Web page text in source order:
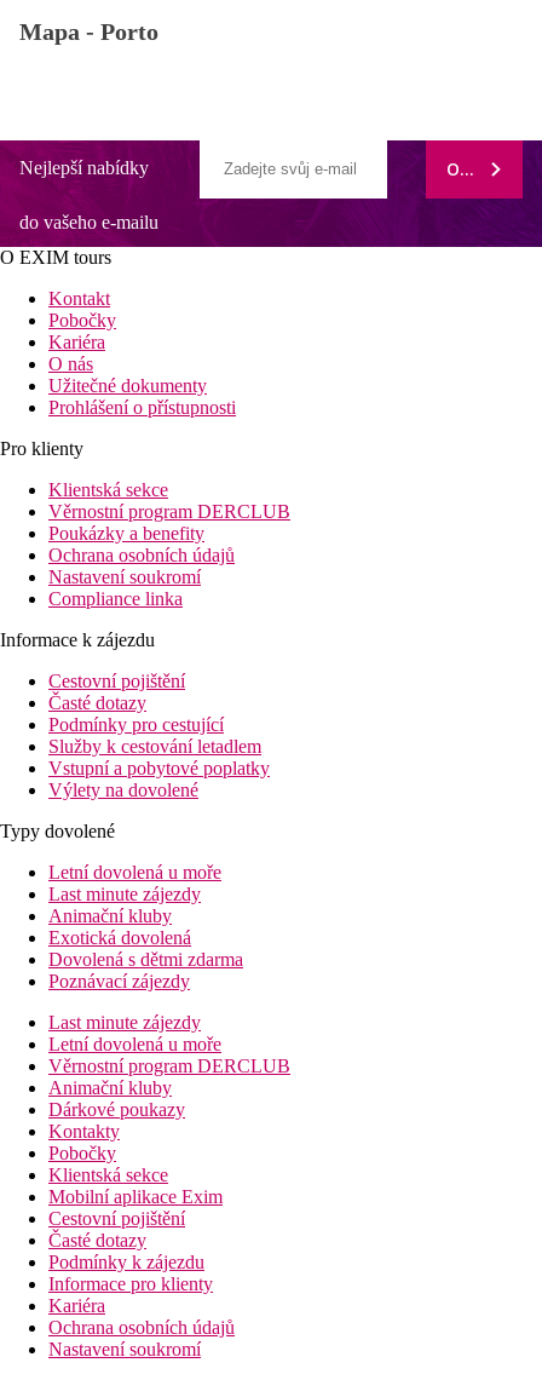
Mapa - Porto
Nejlepší nabídky
do vašeho e-mailu
ODEBÍRAT
O EXIM tours
Kontakt
Pobočky
Kariéra
O nás
Užitečné dokumenty
Prohlášení o přístupnosti
Pro klienty
Klientská sekce
Věrnostní program DERCLUB
Poukázky a benefity
Ochrana osobních údajů
Nastavení soukromí
Compliance linka
Informace k zájezdu
Cestovní pojištění
Časté dotazy
Podmínky pro cestující
Služby k cestování letadlem
Vstupní a pobytové poplatky
Výlety na dovolené
Typy dovolené
Letní dovolená u moře
Last minute zájezdy
Animační kluby
Exotická dovolená
Dovolená s dětmi zdarma
Poznávací zájezdy
Last minute zájezdy
Letní dovolená u moře
Věrnostní program DERCLUB
Animační kluby
Dárkové poukazy
Kontakty
Pobočky
Klientská sekce
Mobilní aplikace Exim
Cestovní pojištění
Časté dotazy
Podmínky k zájezdu
Informace pro klienty
Kariéra
Ochrana osobních údajů
Nastavení soukromí